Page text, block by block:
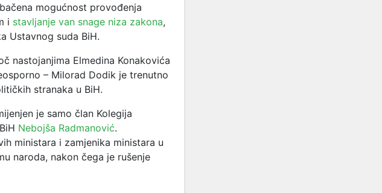
mogućnost provođenja
i stavljanje van snage niza zakona,
Ustavnog suda BiH.
nastojanjima Elmedina Konakovića
– Milorad Dodik je trenutno
stranaka u BiH.
je samo član Kolegija
Nebojša Radmanović.
ministara i zamjenika ministara u
naroda, nakon čega je rušenje